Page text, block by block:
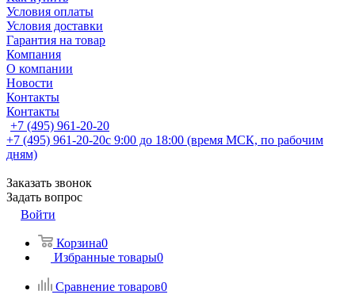
Условия оплаты
Условия доставки
Гарантия на товар
Компания
О компании
Новости
Контакты
Контакты
+7 (495) 961-20-20
+7 (495) 961-20-20с 9:00 до 18:00 (время МСК, по рабочим
дням)
Заказать звонок
Задать вопрос
Войти
Корзина0
Избранные товары0
Сравнение товаров0